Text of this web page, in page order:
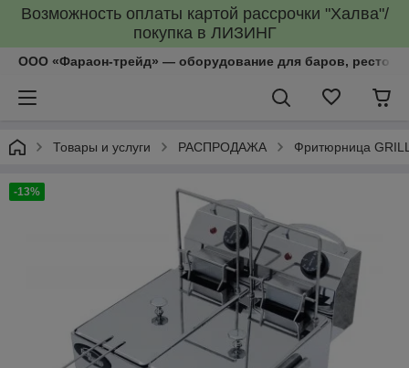
Возможность оплаты картой рассрочки "Халва"/
покупка в ЛИЗИНГ
ООО «Фараон-трейд»‎ — оборудование для баров,
Товары и услуги РАСПРОДАЖА Фритюрница
-13%